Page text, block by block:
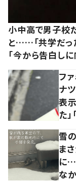
小中高で男子校
と……「共学だっ
「今から告白しに
フ
ナ
表
た
雪
ま
に…
な